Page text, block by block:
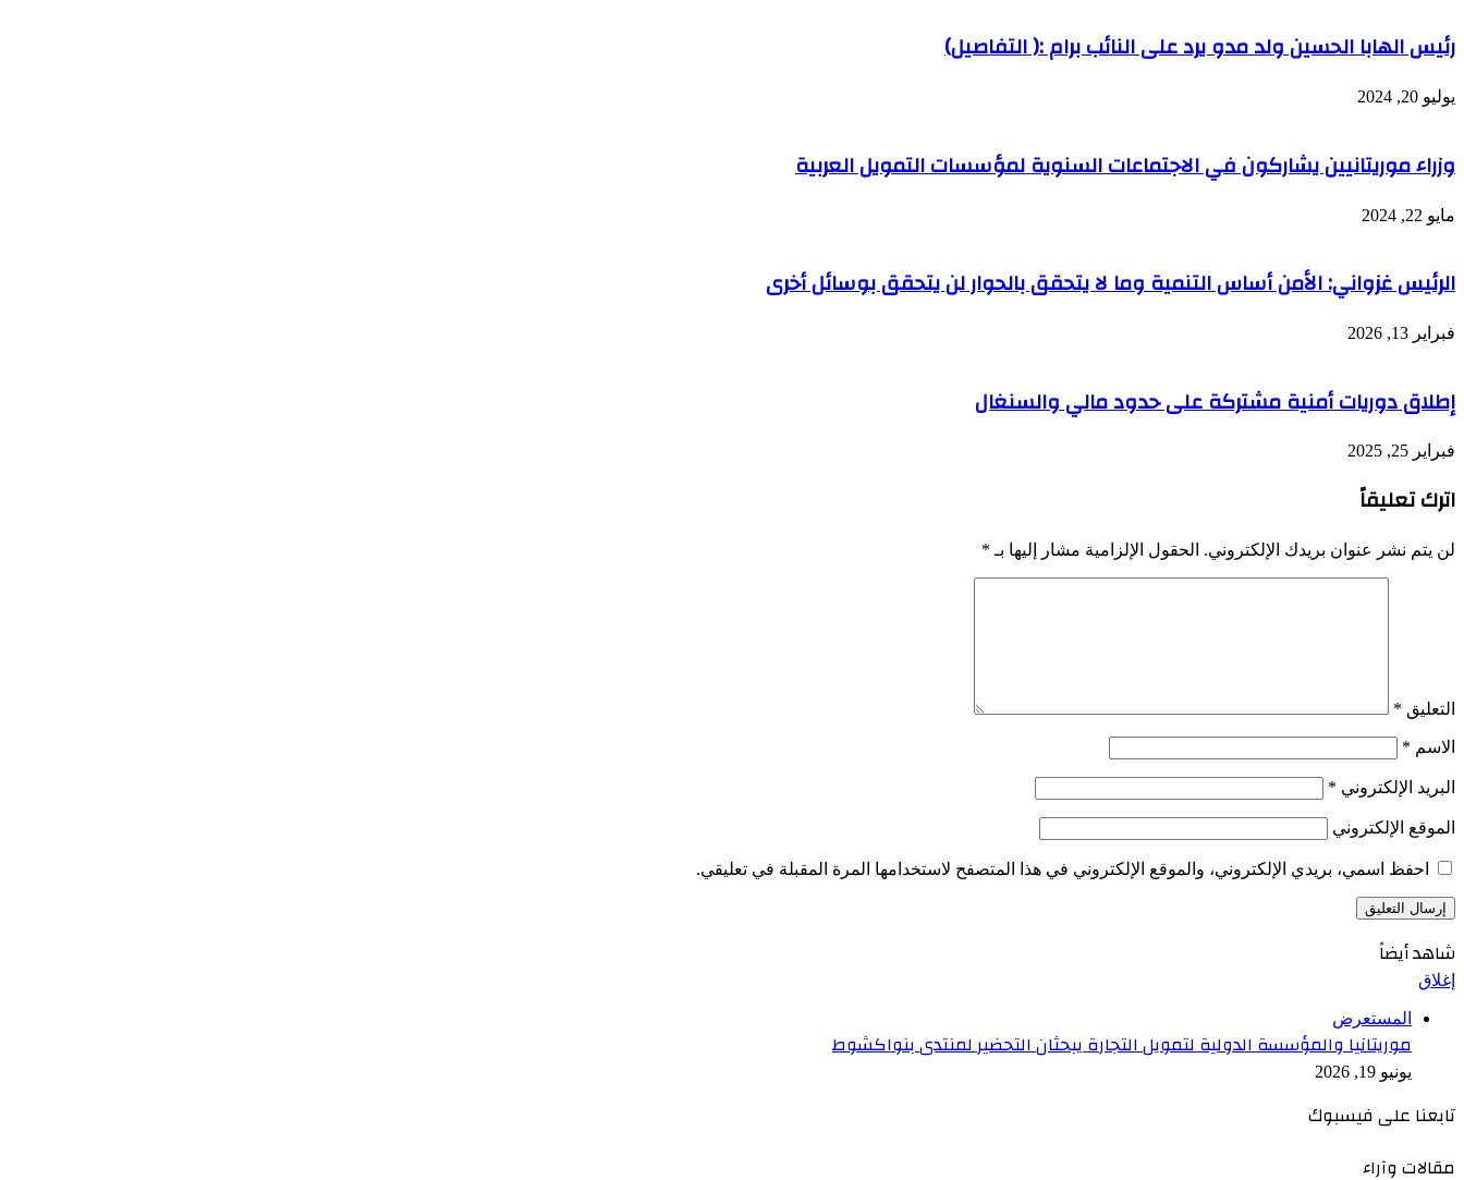
رئيس الهابا الحسين ولد مدو يرد على النائب برام :( التفاصيل)
يوليو 20, 2024
وزراء موريتانيين يشاركون في الاجتماعات السنوية لمؤسسات التمويل العربية
مايو 22, 2024
الرئيس غزواني: الأمن أساس التنمية وما لا يتحقق بالحوار لن يتحقق بوسائل أخرى
فبراير 13, 2026
إطلاق دوريات أمنية مشتركة على حدود مالي والسنغال
فبراير 25, 2025
اترك تعليقاً
لن يتم نشر عنوان بريدك الإلكتروني. الحقول الإلزامية مشار إليها بـ *
التعليق *
الاسم *
البريد الإلكتروني *
الموقع الإلكتروني
احفظ اسمي، بريدي الإلكتروني، والموقع الإلكتروني في هذا المتصفح لاستخدامها المرة المقبلة في تعليقي.
شاهد أيضاً
إغلاق
المستعرض
موريتانيا والمؤسسة الدولية لتمويل التجارة يبحثان التحضير لمنتدى بنواكشوط
يونيو 19, 2026
تابعنا على فيسبوك
مقالات وآراء